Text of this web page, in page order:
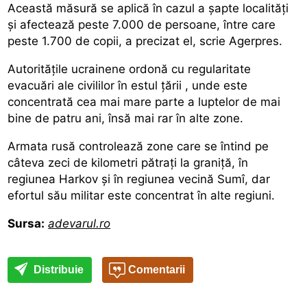
Această măsură se aplică în cazul a şapte localităţi
şi afectează peste 7.000 de persoane, între care
peste 1.700 de copii, a precizat el, scrie Agerpres.
Autorităţile ucrainene ordonăcu regularitate
evacuări ale civililor în estul ţării , unde este
concentrată cea mai mare parte a luptelor de mai
bine de patru ani, însă mai rar în alte zone.
Armata rusă controlează zone care se întind pe
câteva zeci de kilometri pătraţi la graniţă, în
regiunea Harkov şi în regiunea vecină Sumî, dar
efortul său militar este concentrat în alte regiuni.
Sursa: adevarul.ro
Distribuie Comentarii